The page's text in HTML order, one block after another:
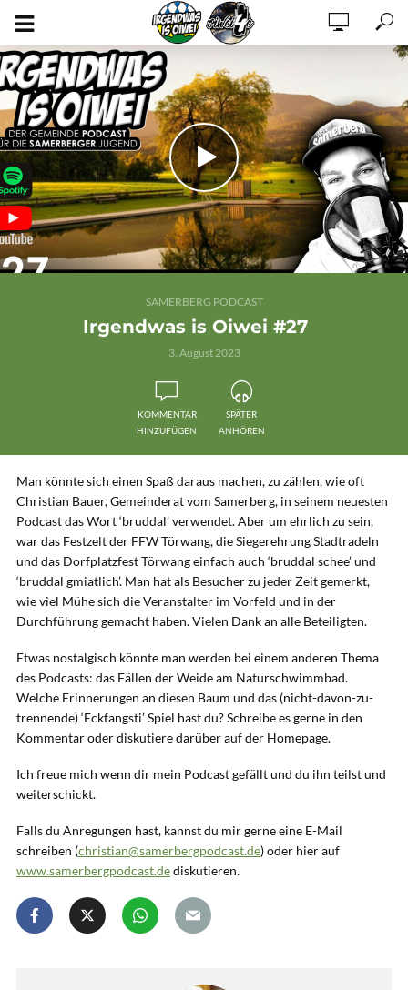
SAMERBERG PODCAST
Irgendwas is Oiwei #27
3. August 2023
KOMMENTAR
HINZUFÜGEN
SPÄTER
ANHÖREN
Man könnte sich einen Spaß daraus machen, zu zählen, wie oft
Christian Bauer, Gemeinderat vom Samerberg, in seinem neuesten
Podcast das Wort ‘bruddal’ verwendet. Aber um ehrlich zu sein,
war das Festzelt der FFW Törwang, die Siegerehrung Stadtradeln
und das Dorfplatzfest Törwang einfach auch ‘bruddal schee’ und
‘bruddal gmiatlich’. Man hat als Besucher zu jeder Zeit gemerkt,
wie viel Mühe sich die Veranstalter im Vorfeld und in der
Durchführung gemacht haben. Vielen Dank an alle Beteiligten.
Etwas nostalgisch könnte man werden bei einem anderen Thema
des Podcasts: das Fällen der Weide am Naturschwimmbad.
Welche Erinnerungen an diesen Baum und das (nicht-davon-zu-
trennende) ‘Eckfangsti’ Spiel hast du? Schreibe es gerne in den
Kommentar oder diskutiere darüber auf der Homepage.
Ich freue mich wenn dir mein Podcast gefällt und du ihn teilst und
weiterschickt.
Falls du Anregungen hast, kannst du mir gerne eine E-Mail
schreiben (christian@samerbergpodcast.de) oder hier auf
www.samerbergpodcast.dediskutieren.